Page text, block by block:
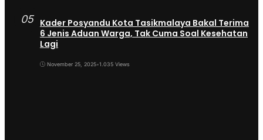
05 Kader Posyandu Kota Tasikmalaya Bakal Terima
6 Jenis Aduan Warga, Tak Cuma Soal Kesehatan
Lagi
November 25, 2025•1.035 Views